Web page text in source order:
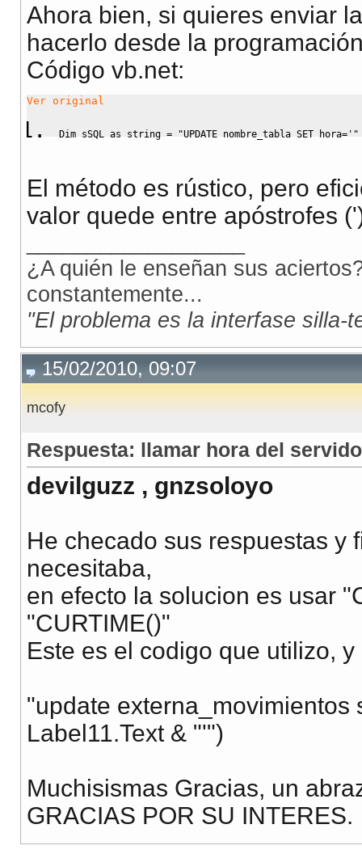
Ahora bien, si quieres enviar
hacerlo desde la
Código vb.net:
Ver original
Dim sSQL as string = "UPDATE nombre_tabla SET hora='"
El método es rústico, pero
valor quede entre apóstrofes
¿A quién le enseñan sus
constantemente...
"El problema es la interfase silla-
15/02/2010, 09:07
mcofy
Respuesta: llamar hora del
devilguzz , gnzsoloyo
He checado sus respuestas y
necesitaba,
en efecto la solucion es usar
"CURTIME()"
Este es el codigo que utilizo,
"update
Label11.Text & "'")
Muchisismas Gracias, un
GRACIAS POR SU INTERES.